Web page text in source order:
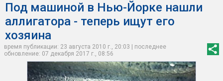
Под машиной в Нью-Йорке нашли
аллигатора - теперь ищут его
хозяина
время публикации: 23 августа 2010 г., 20:03 | последнее
обновление: 07 декабря 2017 г., 08:56